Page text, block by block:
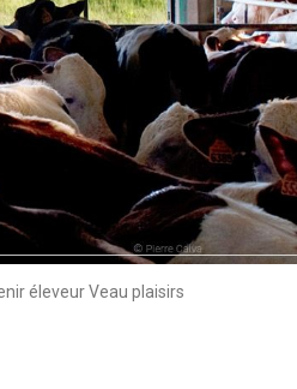
éleveur Veau plaisirs